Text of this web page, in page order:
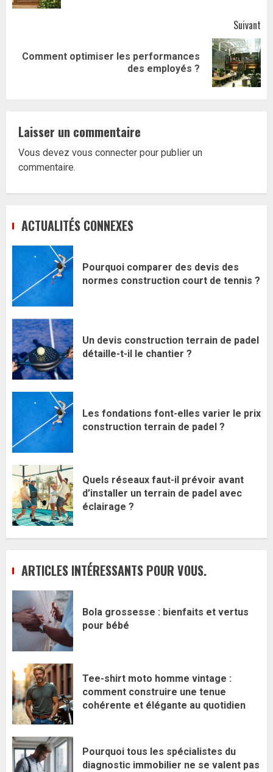
Suivant
Article
Comment optimiser les performances
des employés ?
Laisser un commentaire
Vous devez vous connecter pour publier un
commentaire.
ACTUALITÉS CONNEXES
Pourquoi comparer des devis des
normes construction court de tennis ?
Un devis construction terrain de padel
détaille-t-il le chantier ?
Les fondations font-elles varier le prix
construction terrain de padel ?
Quels réseaux faut-il prévoir avant
d’installer un terrain de padel avec
éclairage ?
ARTICLES INTÉRESSANTS POUR VOUS.
Bola grossesse : bienfaits et vertus
pour bébé
Tee-shirt moto homme vintage :
comment construire une tenue
cohérente et élégante au quotidien
Pourquoi tous les spécialistes du
diagnostic immobilier ne se valent pas